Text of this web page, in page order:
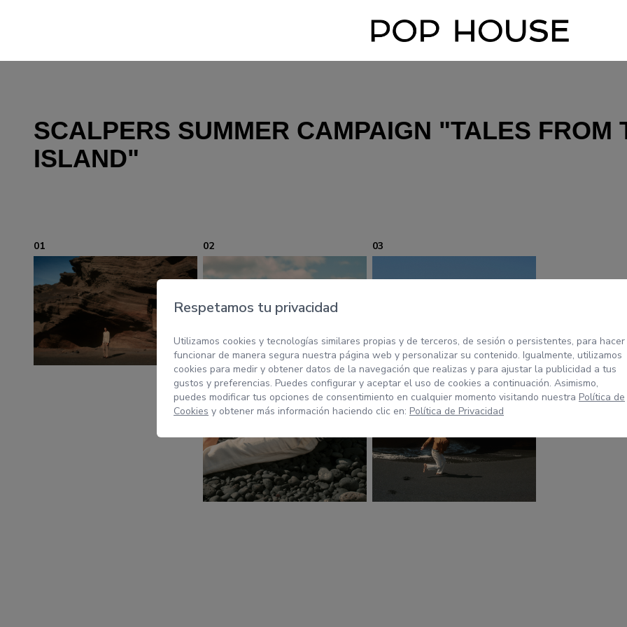
SCALPERS SUMMER CAMPAIGN "TALES FROM
ISLAND"
01 02 03
Respetamos tu privacidad
Utilizamos cookies y tecnologías similares propias y de terceros, de sesión o persistentes, para hacer
funcionar de manera segura nuestra página web y personalizar su contenido. Igualmente, utilizamos
cookies para medir y obtener datos de la navegación que realizas y para ajustar la publicidad a tus
gustos y preferencias. Puedes configurar y aceptar el uso de cookies a continuación. Asimismo,
puedes modificar tus opciones de consentimiento en cualquier momento visitando nuestra Política de
Cookies y obtener más información haciendo clic en: Política de Privacidad